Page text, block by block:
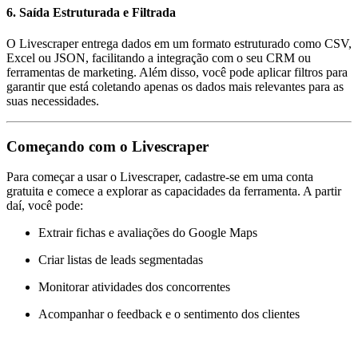
6. Saída Estruturada e Filtrada
O Livescraper entrega dados em um formato estruturado como CSV,
Excel ou JSON, facilitando a integração com o seu CRM ou
ferramentas de marketing. Além disso, você pode aplicar filtros para
garantir que está coletando apenas os dados mais relevantes para as
suas necessidades.
Começando com o Livescraper
Para começar a usar o Livescraper, cadastre-se em uma conta
gratuita e comece a explorar as capacidades da ferramenta. A partir
daí, você pode:
Extrair fichas e avaliações do Google Maps
Criar listas de leads segmentadas
Monitorar atividades dos concorrentes
Acompanhar o feedback e o sentimento dos clientes